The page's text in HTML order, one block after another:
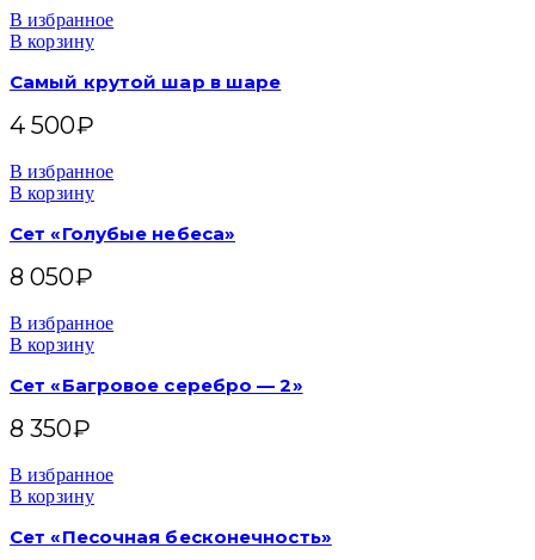
В избранное
В корзину
Самый крутой шар в шаре
4 500₽
В избранное
В корзину
Сет «Голубые небеса»
8 050₽
В избранное
В корзину
Сет «Багровое серебро — 2»
8 350₽
В избранное
В корзину
Сет «Песочная бесконечность»